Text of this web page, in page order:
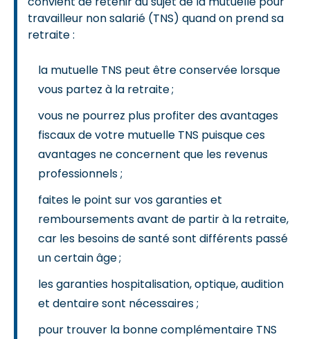
travailleur non salarié (TNS) quand on prend sa
retraite :
la mutuelle TNS peut être conservée lorsque
vous partez à la retraite ;
vous ne pourrez plus profiter des avantages
fiscaux de votre mutuelle TNS puisque ces
avantages ne concernent que les revenus
professionnels ;
faites le point sur vos garanties et
remboursements avant de partir à la retraite,
car les besoins de santé sont différents passé
un certain âge ;
les garanties hospitalisation, optique, audition
et dentaire sont nécessaires ;
pour trouver la bonne complémentaire TNS